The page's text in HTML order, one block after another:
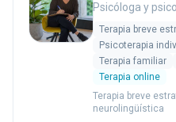
Psicóloga y
Terapia breve
Psicoterapia
Terapia familiar
Terapia online
Terapia breve
neurolingüística